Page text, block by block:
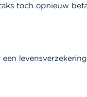
toch opnieuw